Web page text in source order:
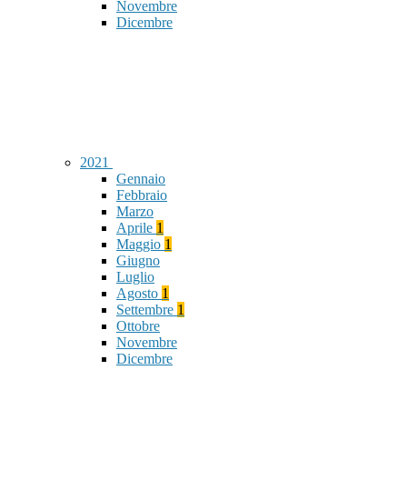
Novembre
Dicembre
2021
Gennaio
Febbraio
Marzo
Aprile 1
Maggio 1
Giugno
Luglio
Agosto 1
Settembre 1
Ottobre
Novembre
Dicembre